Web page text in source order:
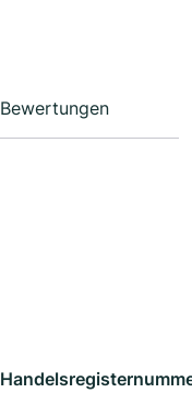
Bewertungen